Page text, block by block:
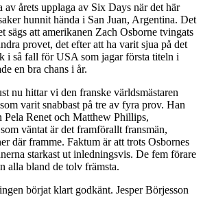
årets upplaga av Six Days när det här
hunnit hända i San Juan, Argentina. Det
sägs att amerikanen Zach Osborne tvingats
provet, det efter att ha varit sjua på det
i så fall för USA som jagar första titeln i
en bra chans i år.
nu hittar vi den franske världsmästaren
varit snabbast på tre av fyra prov. Han
Pela Renet och Matthew Phillips,
väntat är det framförallt fransmän,
där framme. Faktum är att trots Osbornes
starkast ut inledningsvis. De fem förare
alla bland de tolv främsta.
börjat klart godkänt. Jesper Börjesson